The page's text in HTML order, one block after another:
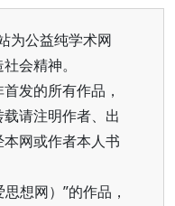
为公益纯学术网
会精神。
发的所有作品，
请注明作者、出
网或作者本人书
想网）”的作品，